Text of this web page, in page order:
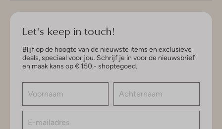
Let's keep in touch!
Blijf op de hoogte van de nieuwste items en exclusieve
deals, speciaal voor jou. Schrijf je in voor de nieuwsbrief
en maak kans op € 150,- shoptegoed.